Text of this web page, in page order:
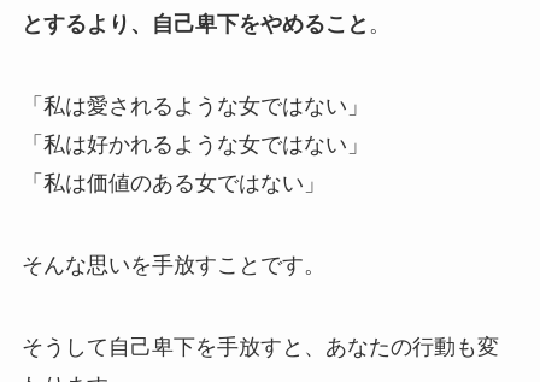
とするより、自己卑下をやめること 。
「私は愛されるような女ではない」
「私は好かれるような女ではない」
「私は価値のある女ではない」
そんな思いを手放すことです。
そうして自己卑下を手放すと、あなたの行動も変